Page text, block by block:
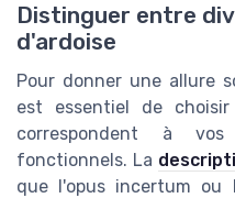
Distinguer entre
d'ardoise
Pour donner une allure
est essentiel de
correspondent à
fonctionnels. La
que l'opus incertum ou